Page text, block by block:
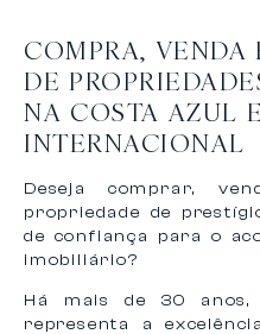
COMPRA, VENDA
DE
NA COSTA AZUL
INTERNACIONAL
Deseja comprar,
propriedade de
de confiança para o
imobiliário?
Há mais de 30
representa a